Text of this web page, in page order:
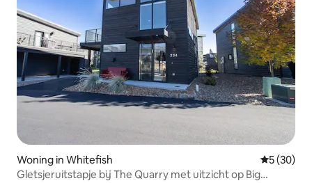
Woning in Whitefish
5 (30)
Gletsjeruitstapje bij The Quarry met uitzicht op Big